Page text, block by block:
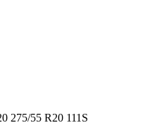
275/55 R20 111S